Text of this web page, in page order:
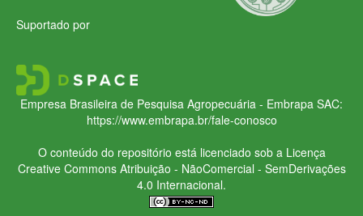
Suportado por
Empresa Brasileira de Pesquisa Agropecuária - Embrapa SAC:
https://www.embrapa.br/fale-conosco
O conteúdo do repositório está licenciado sob a Licença
Creative CommonsAtribuição - NãoComercial - SemDerivações
4.0 Internacional.